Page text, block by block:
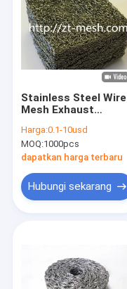
Tampilan VR
Stainless Steel Wire
Mesh Exhaust
40*20*10.3mm
Compressed Knitted
Wire Mesh OEM
Harga:0.1-10usd
MOQ:1000pcs
dapatkan harga terbaru
Hubungi sekarang